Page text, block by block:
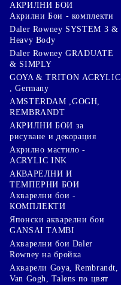
АКРИЛНИ БОИ
Акрилни Бои - комплекти
Daler Rowney SYSTEM 3 &
Heavy Body
Daler Rowney GRADUATE
& SIMPLY
GOYA & TRITON АCRYLIC
, Germany
AMSTERDAM ,GOGH,
REMBRANDT
АКРИЛНИ БОИ за
рисуване и декорация
Акрилно мастило -
ACRYLIC INK
АКВАРЕЛНИ И
ТЕМПЕРНИ БОИ
Акварелни бои -
КОМПЛЕКТИ
Японски акварелни бои
GANSAI TAMBI
Акварелни бои Daler
Rowney на бройка
Акварели Goya, Rembrandt,
Van Gogh, Talens по цвят